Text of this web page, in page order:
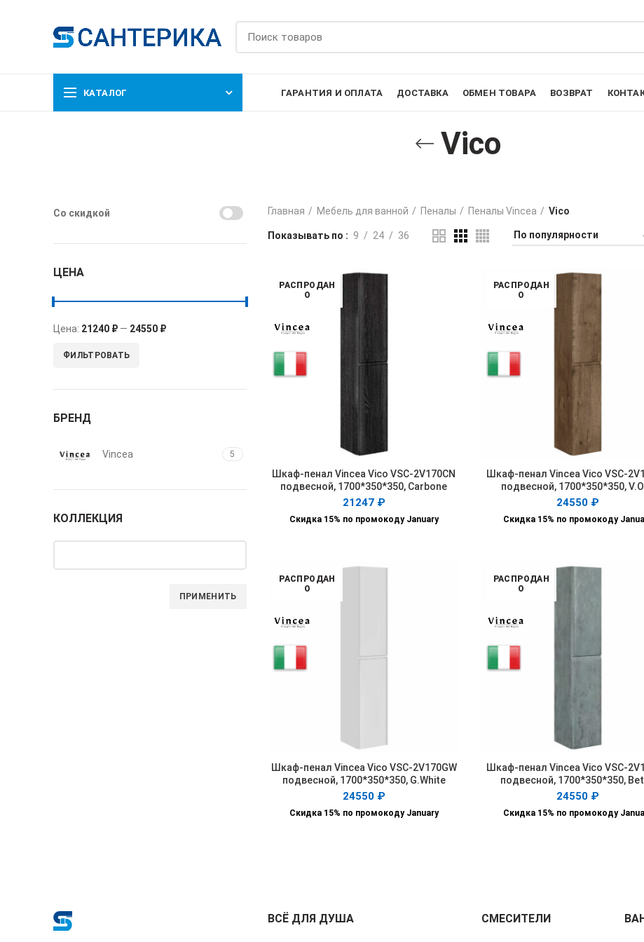
КАТАЛОГ ГАРАНТИЯ И ОПЛАТА ДОСТАВКА ОБМЕН ТОВАРА ВОЗВРАТ
Vico
Главная Мебель для ванной Пеналы Пеналы Vincea Vico
Показывать по 9 24 36
РАСПРОДАН
О
ПОДРОБНЕЕ
Шкаф-пенал Vincea Vico VSC-2V170CN
подвесной, 1700*350*350, Carbone
21247 ₽
Скидка 15% по промокоду January
РАСПРОДАН
О
ПОДРОБНЕЕ
Шкаф-пенал Vincea Vico VSC-
подвесной, 1700*350*350,
24550 ₽
Скидка 15% по промокоду
РАСПРОДАН
О
ПОДРОБНЕЕ
Шкаф-пенал Vincea Vico VSC-2V170GW
подвесной, 1700*350*350, G.White
24550 ₽
Скидка 15% по промокоду January
РАСПРОДАН
О
ПОДРОБНЕЕ
Шкаф-пенал Vincea Vico VSC-
подвесной, 1700*350*350,
24550 ₽
Скидка 15% по промокоду
Со скидкой
ЦЕНА
ФИЛЬТРОВАТЬ
Цена: 21240 ₽ — 24550 ₽
БРЕНД
Vincea 5
КОЛЛЕКЦИЯ
ПРИМЕНИТЬ
ВСЁ ДЛЯ ДУША СМЕСИТЕЛИ